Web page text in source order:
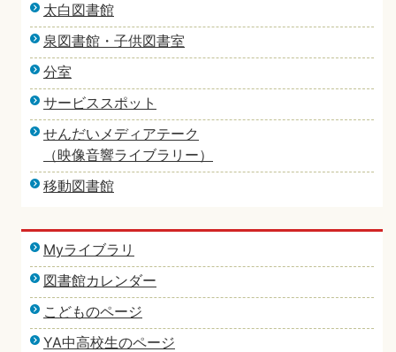
太白図書館
泉図書館・子供図書室
分室
サービススポット
せんだいメディアテーク
（映像音響ライブラリー）
移動図書館
Myライブラリ
図書館カレンダー
こどものページ
YA中高校生のページ